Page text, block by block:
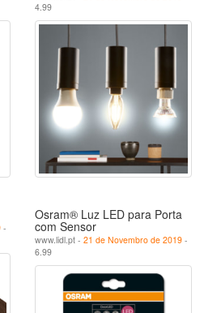
4.99
-
Osram® Luz LED para Porta
com Sensor
www.lidl.pt - 21 de Novembro de 2019 -
6.99